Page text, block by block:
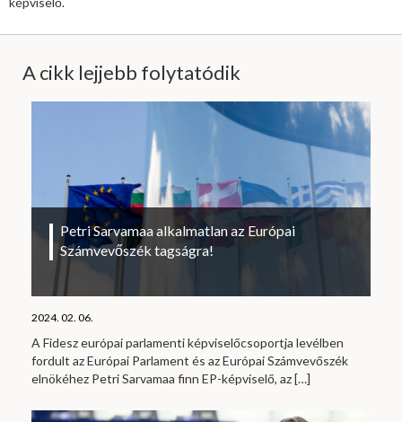
A cikk lejjebb folytatódik
Petri Sarvamaa alkalmatlan az Európai
Számvevőszék tagságra!
2024. 02. 06.
A Fidesz európai parlamenti képviselőcsoportja levélben
fordult az Európai Parlament és az Európai Számvevőszék
elnökéhez Petri Sarvamaa finn EP-képviselő, az[…]